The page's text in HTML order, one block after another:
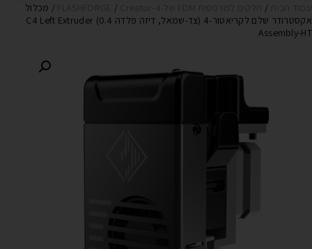
/
/
/ מכלול
אקסטרודר שלם לקריאטור-4 (צד-שמאל, דיזה פלדה 0.4) C4 Left Extruder
Assembly-HT